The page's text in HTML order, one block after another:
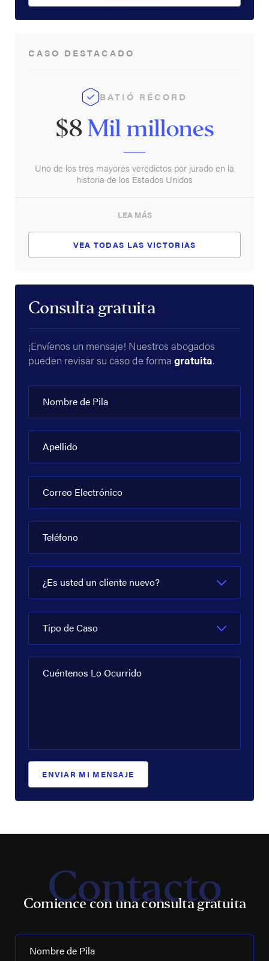
CASO DESTACADO
BATIÓ RÉCORD
$8Mil millones
Uno de los tres mayores veredictos por jurado en la
historia de los Estados Unidos
LEA MÁS
VEA TODAS LAS VICTORIAS
Consulta gratuita
¡Envíenos un mensaje! Nuestros abogados
pueden revisar su caso de formagratuita.
Nombre de Pila
Apellido
Correo Electrónico
Teléfono
¿Es usted un cliente nuevo?
Tipo de Caso
Cuéntenos Lo Ocurrido
ENVIAR MI MENSAJE
Contacto
Comience con una consulta gratuita
Nombre de Pila